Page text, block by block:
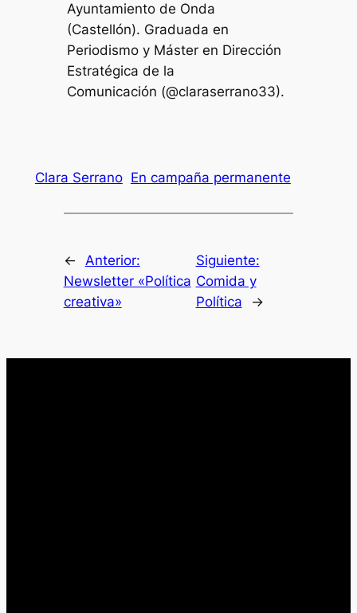
Ayuntamiento de Onda
(Castellón). Graduada en
Periodismo y Máster en Dirección
Estratégica de la
Comunicación (@claraserrano33).
Clara Serrano En campaña permanente
← Anterior:
Newsletter «Política
creativa»
Siguiente:
Comida y
Política
→